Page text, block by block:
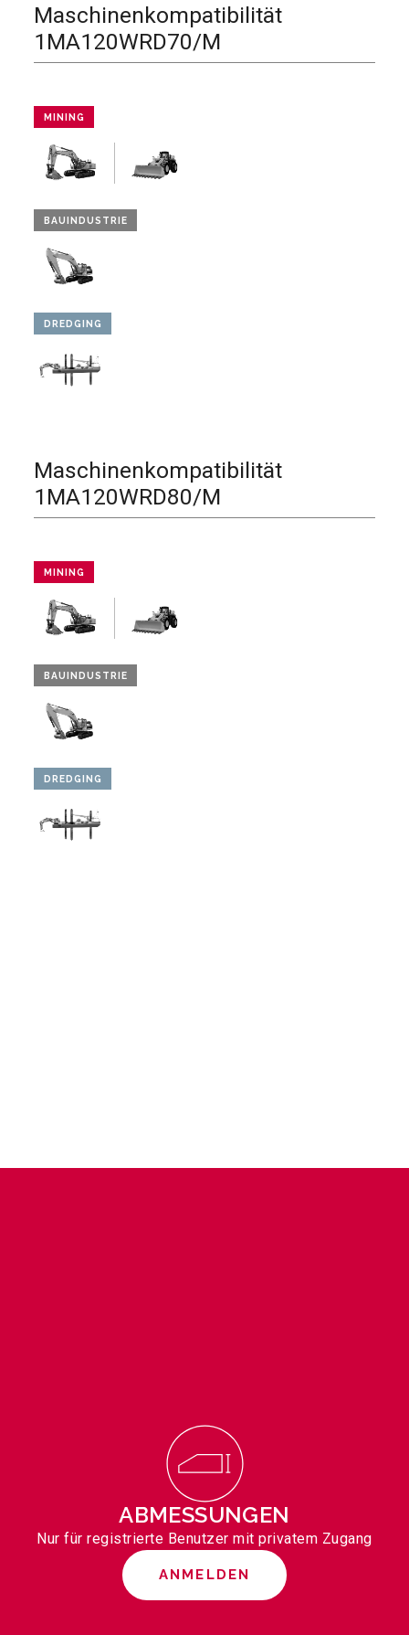
Maschinenkompatibilität
1MA120WRD70/M
MINING
BAUINDUSTRIE
DREDGING
Maschinenkompatibilität
1MA120WRD80/M
MINING
BAUINDUSTRIE
DREDGING
ABMESSUNGEN
Nur für registrierte Benutzer mit privatem Zugang
ANMELDEN